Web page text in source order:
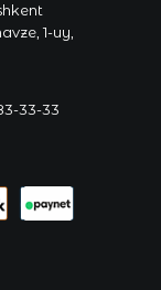
1-uy,
33-33